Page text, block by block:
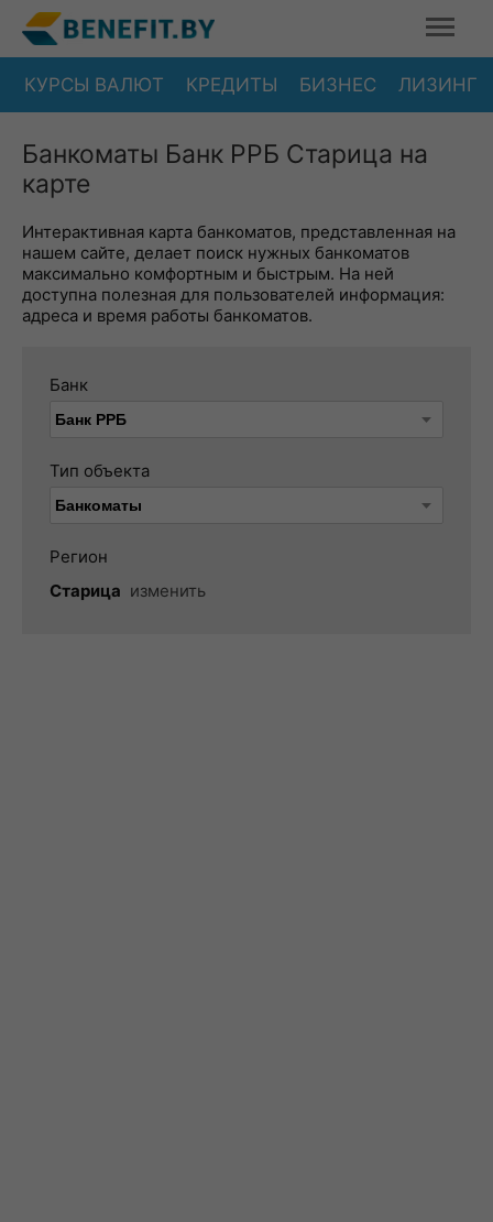
КУРСЫ ВАЛЮТ КРЕДИТЫ БИЗНЕС ЛИЗИНГ
Банкоматы Банк РРБ Старица на
карте
Интерактивная карта банкоматов, представленная на
нашем сайте, делает поиск нужных банкоматов
максимально комфортным и быстрым. На ней
доступна полезная для пользователей информация:
адреса и время работы банкоматов.
Банк
Тип объекта
Регион
Старица изменить